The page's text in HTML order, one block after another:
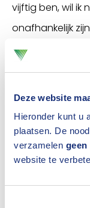
Deze website
Hieronder kunt u
plaatsen. De
verzamelen geen
website te
vijftig ben, wil ik
onafhankelijk
beginnen. Het
vijftig. Dat heb
"Mijn
vijftig
ik nu